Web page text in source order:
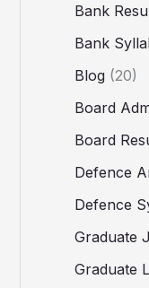
Bank
Bank
Blog(20)
Board
Board
Defence
Defence
Graduate
Graduate